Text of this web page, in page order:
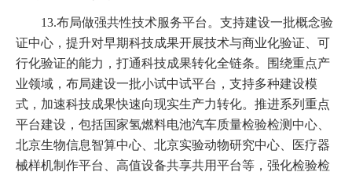
13.布局做强共性技术服务平台。支持建设一批概念验
证中心，提升对早期科技成果开展技术与商业化验证、可
行化验证的能力，打通科技成果转化全链条。围绕重点产
业领域，布局建设一批小试中试平台，支持多种建设模
式，加速科技成果快速向现实生产力转化。推进系列重点
平台建设，包括国家氢燃料电池汽车质量检验检测中心、
北京生物信息智算中心、北京实验动物研究中心、医疗器
械样机制作平台、高值设备共享共用平台等，强化检验检